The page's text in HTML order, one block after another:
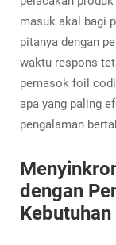
masuk akal bagi
pitanya dengan
waktu respons
pemasok foil
apa yang paling
pengalaman
dengan